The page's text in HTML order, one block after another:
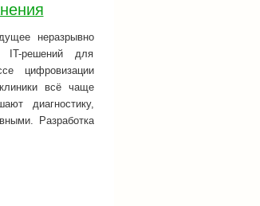
неразрывно
IT-решений для
цифровизации
всё чаще
диагностику,
Разработка